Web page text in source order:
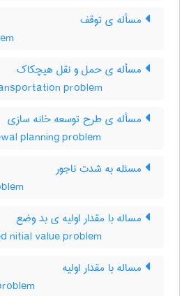
مسأله ی توقف
مسأله ی حمل و نقل هیچکاک
problem
مسأله ی طرح توسعه خانه سازی
planning problem
مسئله به شدت ناجور
مساله با مقدار اولیه ی بد وضع
nitial value problem
مساله با مقدار اولیه